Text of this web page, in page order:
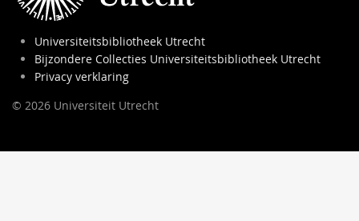
Universiteitsbibliotheek Utrecht
Bijzondere Collecties Universiteitsbibliotheek Utrecht
Privacy verklaring
© 2026 Universiteit Utrecht